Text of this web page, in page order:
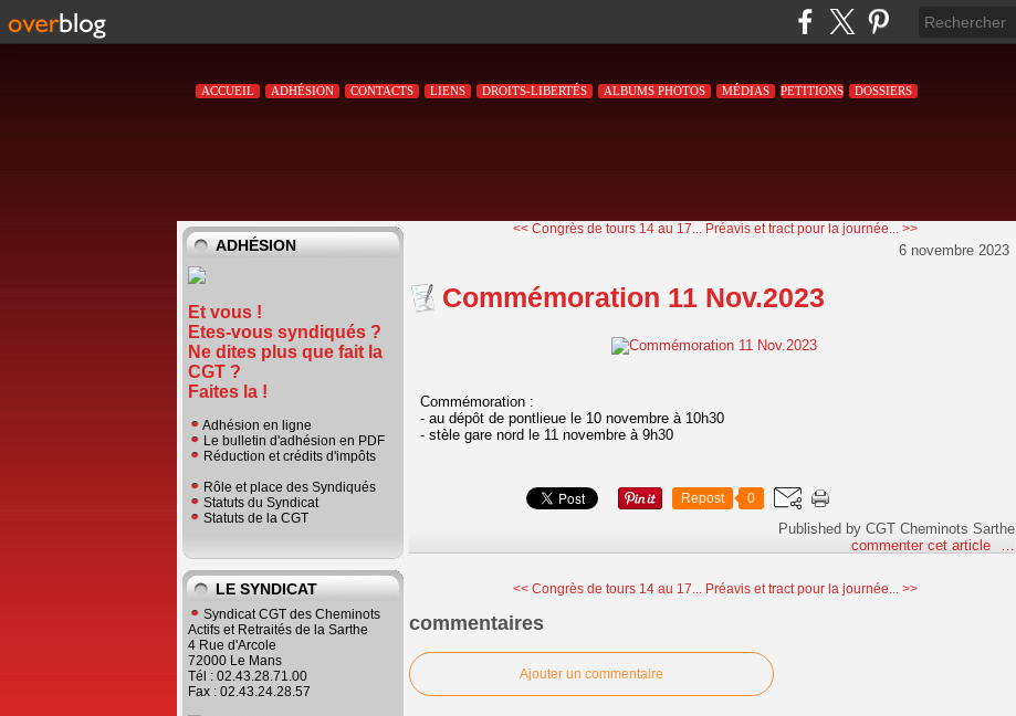
ACCUEIL ADHÉSION CONTACTS LIENS DROITS-LIBERTÉS ALBUMS PHOTOS MÉDIAS PETITIONS DOSSIERS
ADHÉSION
Et vous !
Etes-vous syndiqués ?
Ne dites plus que fait la
CGT ?
Faites la !
Adhésion en ligne
Le bulletin d'adhésion en PDF
Réduction et crédits d'impôts
Rôle et place des Syndiqués
Statuts du Syndicat
Statuts de la CGT
LE SYNDICAT
Syndicat CGT des Cheminots
Actifs et Retraités de la Sarthe
4 Rue d'Arcole
72000 Le Mans
Tél : 02.43.28.71.00
Fax : 02.43.24.28.57
<< Congrès de tours 14 au 17... Préavis et tract pour la journée... >>
6 novembre 2023
Commémoration 11 Nov.2023
Commémoration :
- au dépôt de pontlieue le 10 novembre à 10h30
- stèle gare nord le 11 novembre à 9h30
Repost 0
Published by CGT Cheminots Sarthe
commenter cet article
<< Congrès de tours 14 au 17... Préavis et tract pour la journée... >>
commentaires
Ajouter un commentaire